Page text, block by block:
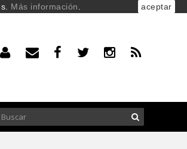
Más información aceptar